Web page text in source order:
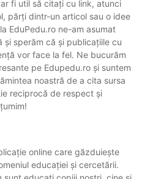
fi util să citați cu link, atunci
părți dintr-un articol sau o idee
EduPedu.ro ne-am asumat
și sperăm că și publicațiile cu
vor face la fel. Ne bucurăm
pe Edupedu.ro și suntem
noastră de a cita sursa
reciprocă de respect și
online care găzduiește
educației și cercetării.